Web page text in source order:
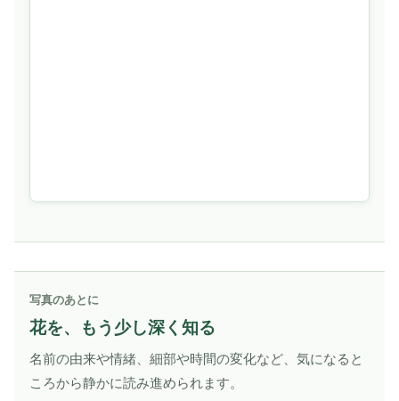
写真のあとに
花を、もう少し深く知る
名前の由来や情緒、細部や時間の変化など、気になると
ころから静かに読み進められます。